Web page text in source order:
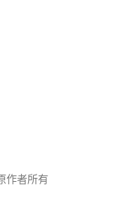
作者所有